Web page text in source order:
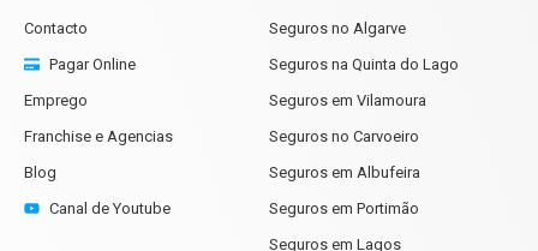
Contacto
Pagar Online
Emprego
Franchise e Agencias
Blog
Canal de Youtube
Seguros no Algarve
Seguros na Quinta do Lago
Seguros em Vilamoura
Seguros no Carvoeiro
Seguros em Albufeira
Seguros em Portimão
Seguros em Lagos